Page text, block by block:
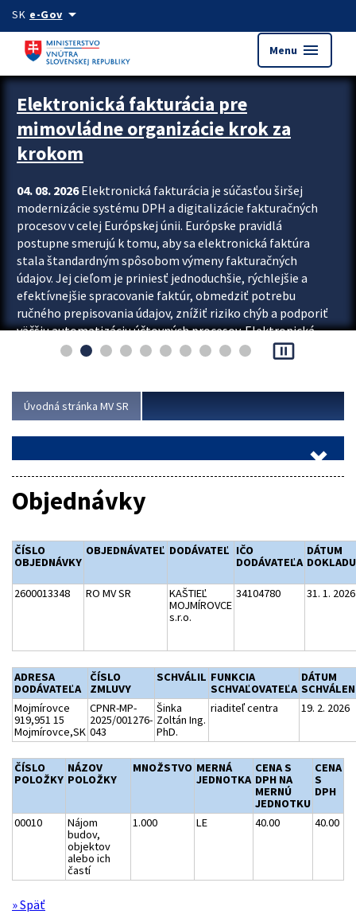
Preskocit na hlavný obsah
SK e-Govarrow_drop_down
Menu menu
Zastavit automatický posun upútavok
Elektronická fakturácia pre
mimovládne organizácie krok za
krokom
04. 08. 2026Elektronická fakturácia je súčasťou širšej
modernizácie systému DPH a digitalizácie fakturačných
procesov v celej Európskej únii. Európske pravidlá
postupne smerujú k tomu, aby sa elektronická faktúra
stala štandardným spôsobom výmeny fakturačných
údajov. Jej cieľom je priniesť jednoduchšie, rýchlejšie a
efektívnejšie spracovanie faktúr, obmedziť potrebu
ručného prepisovania údajov, znížiť riziko chýb a podporiť
väčšiu automatizáciu účtovných procesov. Elektronická
fakturácia preto nepredstavuje...
pause_presentation
Úvodná stránka MV SR
Objednávky
ČÍSLO
OBJEDNÁVKY
OBJEDNÁVATEĽ DODÁVATEĽ IČO
DODÁVATEĽA
DÁTUM
DOKLADU
2600013348 RO MV SR
KAŠTIEĽ
MOJMÍROVCE
s.r.o.
34104780 31. 1. 2026
ADRESA
DODÁVATEĽA
ČÍSLO
ZMLUVY
SCHVÁLIL FUNKCIA
SCHVAĽOVATEĽA
DÁTUM
Mojmírovce
919,951 15
Mojmírovce,SK
CPNR-MP-
2025/001276-
043
Šinka
Zoltán Ing.
PhD.
riaditeľ centra 19. 2. 2026
ČÍSLO
POLOŽKY
NÁZOV
POLOŽKY
MNOŽSTVO MERNÁ
JEDNOTKA
CENA S
DPH NA
MERNÚ
JEDNOTKU
CENA
S
DPH
00010
Nájom
budov,
objektov
alebo ich
častí
1.000 LE 40.00 40.00
» Späť